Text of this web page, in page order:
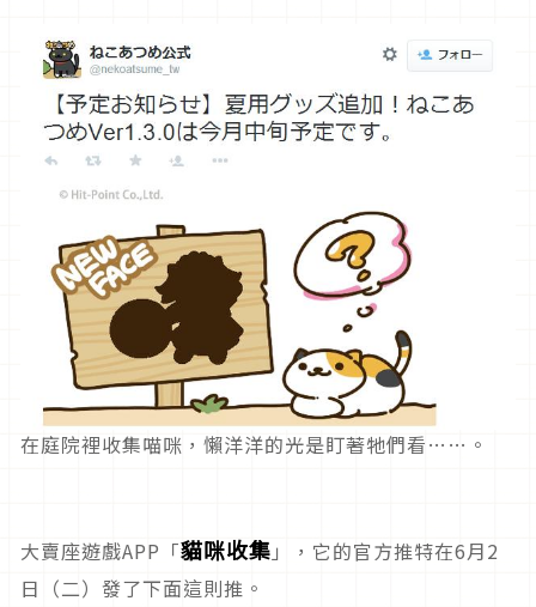
在庭院裡收集喵咪，懶洋洋的光是盯著牠們看……。
大賣座遊戲APP「貓咪收集 」，它的官方推特在6月2
日（二）發了下面這則推。